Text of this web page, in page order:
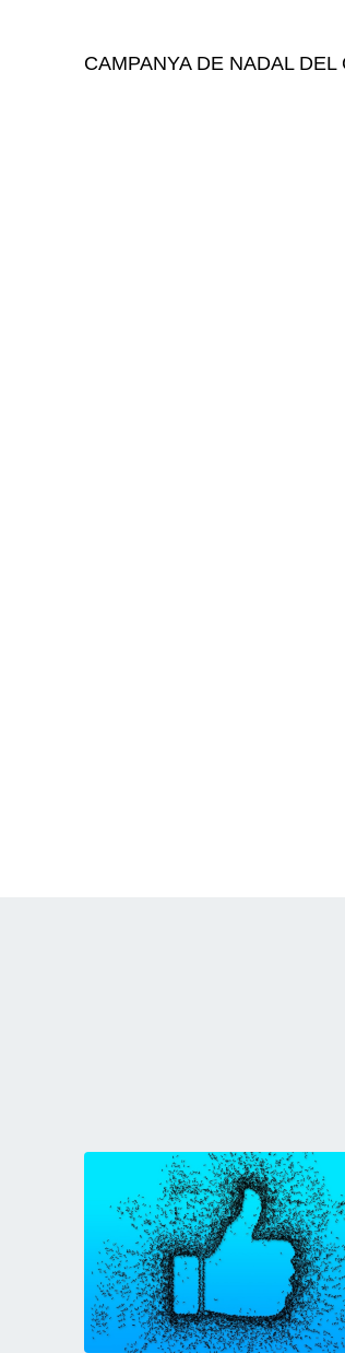
CAMPANYA DE NADAL DEL